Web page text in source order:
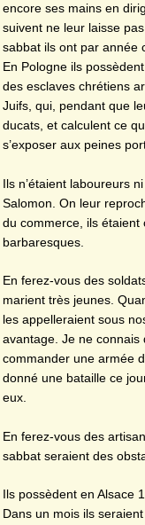
encore ses mains en
suivent ne leur laisse
sabbat ils ont par année
En Pologne ils
des esclaves chrétiens
Juifs, qui, pendant que
ducats, et calculent ce
s’exposer aux peines
Ils n’étaient laboureurs
Salomon. On leur
du commerce, ils étaient
barbaresques.
En ferez-vous des
marient très jeunes.
les appelleraient sous
avantage. Je ne
commander une armée
donné une bataille ce
eux.
En ferez-vous des
sabbat seraient des
Ils possèdent en Alsace
Dans un mois ils